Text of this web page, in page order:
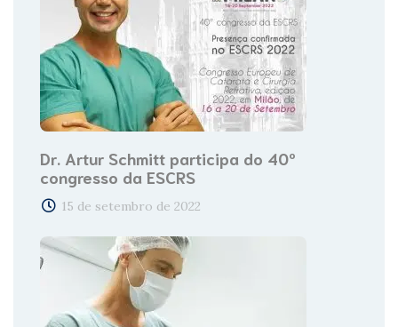
Dr. Artur Schmitt participa do 40º
congresso da ESCRS
15 de setembro de 2022